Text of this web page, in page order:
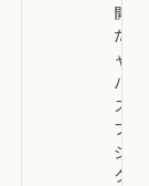
開い
たキ
ャン
バ
ス、
プロ
ジェ
ク